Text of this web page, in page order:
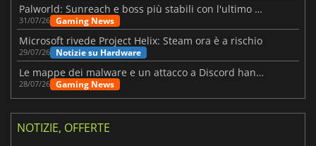
Palworld: Sunreach e boss più stabili con l'ultimo update
31/07/26 Gaming News
Microsoft rivede Project Helix: Steam ora è a rischio
29/07/26 Notizie su Hardware
Le mappe dei malware e un attacco a Discord hanno colpito Meccha Chameleon
28/07/26 Gaming News
NOTIZIE, OFFERTE